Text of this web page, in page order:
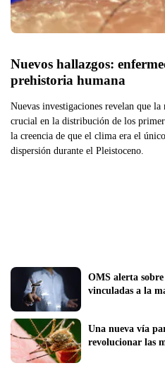
Nuevos hallazgos:
prehistoria humana
Nuevas investigaciones revelan que
crucial en la distribución de los
la creencia de que el clima era el
dispersión durante el Pleistoceno.
OMS alerta
vinculadas a la
Una nueva vía
revolucionar las